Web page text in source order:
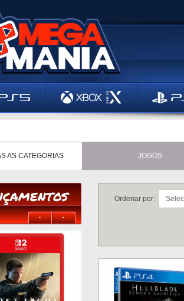
AS CATEGORIAS JOGOS
Ordenar por: